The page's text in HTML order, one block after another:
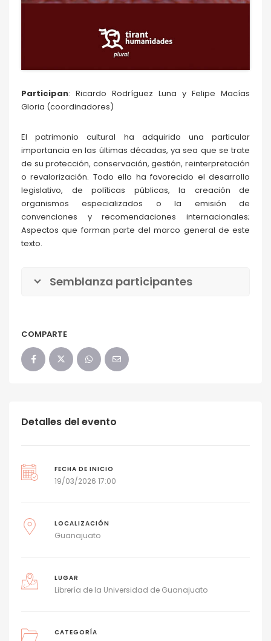
Participan: Ricardo Rodríguez Luna y Felipe Macías
Gloria (coordinadores)
El patrimonio cultural ha adquirido una particular
importancia en las últimas décadas, ya sea que se trate
de su protección, conservación, gestión, reinterpretación
o revalorización. Todo ello ha favorecido el desarrollo
legislativo, de políticas públicas, la creación de
organismos especializados o la emisión de
convenciones y recomendaciones internacionales;
Aspectos que forman parte del marco general de este
texto.
Semblanza participantes
COMPARTE
Detalles del evento
FECHA DE INICIO
19/03/2026 17:00
LOCALIZACIÓN
Guanajuato
LUGAR
Librería de la Universidad de Guanajuato
CATEGORÍA